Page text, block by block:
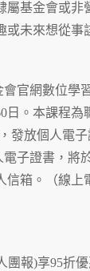
屬基金會或非
未來想從事
會官網數位學
日。本課程為
發放個人電子
子證書，將
信箱。（線上
團報)享95折優